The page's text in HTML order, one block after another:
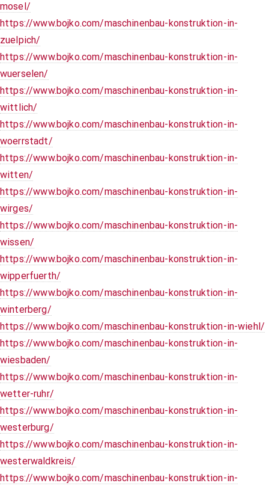
mosel/
https://www.bojko.com/maschinenbau-konstruktion-in-
zuelpich/
https://www.bojko.com/maschinenbau-konstruktion-in-
wuerselen/
https://www.bojko.com/maschinenbau-konstruktion-in-
wittlich/
https://www.bojko.com/maschinenbau-konstruktion-in-
woerrstadt/
https://www.bojko.com/maschinenbau-konstruktion-in-
witten/
https://www.bojko.com/maschinenbau-konstruktion-in-
wirges/
https://www.bojko.com/maschinenbau-konstruktion-in-
wissen/
https://www.bojko.com/maschinenbau-konstruktion-in-
wipperfuerth/
https://www.bojko.com/maschinenbau-konstruktion-in-
winterberg/
https://www.bojko.com/maschinenbau-konstruktion-in-wiehl/
https://www.bojko.com/maschinenbau-konstruktion-in-
wiesbaden/
https://www.bojko.com/maschinenbau-konstruktion-in-
wetter-ruhr/
https://www.bojko.com/maschinenbau-konstruktion-in-
westerburg/
https://www.bojko.com/maschinenbau-konstruktion-in-
westerwaldkreis/
https://www.bojko.com/maschinenbau-konstruktion-in-